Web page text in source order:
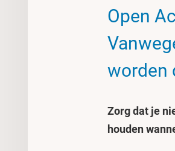
Open
worden
Zorg dat je
houden